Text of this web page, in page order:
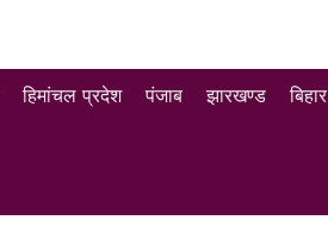
हिमांचल प्रदेश पंजाब झारखण्ड बिहार